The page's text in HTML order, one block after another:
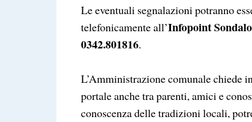
Le eventuali segnalazioni potranno
telefonicamente all’Infopoint Sondalo
0342.801816.
L’Amministrazione comunale chiede
portale anche tra parenti, amici e
conoscenza delle tradizioni locali,